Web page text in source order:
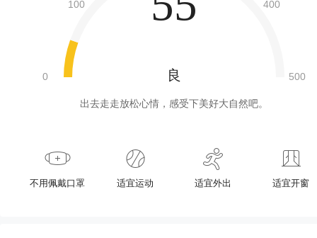
良
出去走走放松心情，感受下美好大自然吧。
不用佩戴口罩 适宜运动 适宜外出 适宜开窗